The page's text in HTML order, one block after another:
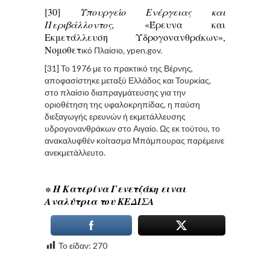
[30]
Υπουργείο Ενέργειας και
Περιβάλλοντος, «Έρευνα και
Εκμετάλλευση Υδρογονανθράκων»,
Νομοθετικό Πλαίσιο,ypen.gov.
[31] Το 1976 με το πρακτικό της Βέρνης,
αποφασίστηκε μεταξύ Ελλάδος και Τουρκίας,
στο πλαίσιο διαπραγμάτευσης για την
οριοθέτηση της υφαλοκρηπίδας, η παύση
διεξαγωγής ερευνών ή εκμετάλλευσης
υδρογονανθράκων στο Αιγαίο. Ως εκ τούτου, το
ανακαλυφθέν κοίτασμα Μπάμπουρας παρέμεινε
ανεκμετάλλευτο.
∗ Η Κατερίνα Γενετζάκη ειναι
Αναλύτρια του ΚΕΔΙΣΑ
Το είδαν: 270